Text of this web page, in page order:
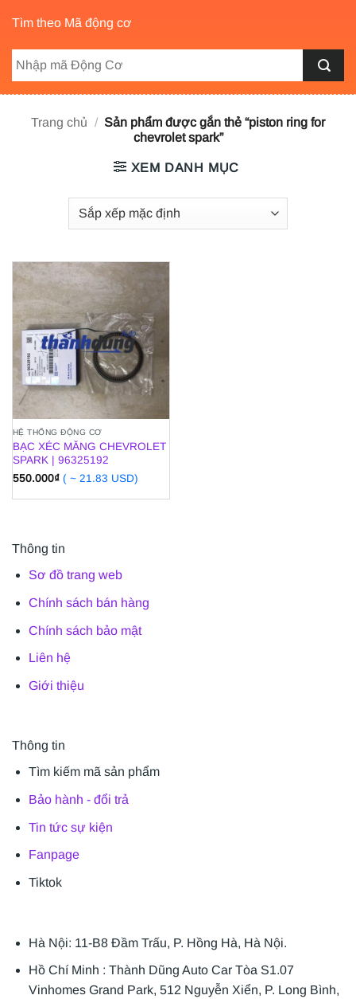
Tìm theo Mã động cơ
Trang chủ / Sản phẩm được gắn thẻ “piston ring for
chevrolet spark”
XEM DANH MỤC
HỆ THỐNG ĐỘNG CƠ
BẠC XÉC MĂNG CHEVROLET
SPARK | 96325192
550.000₫ ( ~ 21.83 USD)
Thông tin
Sơ đồ trang web
Chính sách bán hàng
Chính sách bảo mật
Liên hệ
Giới thiệu
Thông tin
Tìm kiếm mã sản phẩm
Bảo hành - đổi trả
Tin tức sự kiện
Fanpage
Tiktok
Hà Nội: 11-B8 Đầm Trấu, P. Hồng Hà, Hà Nội.
Hồ Chí Minh : Thành Dũng Auto Car Tòa S1.07
Vinhomes Grand Park, 512 Nguyễn Xiển, P. Long Bình,